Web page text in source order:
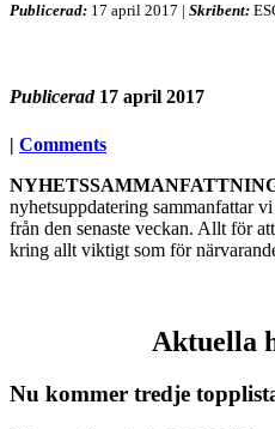
Publicerad: 17 april 2017 | Skribent:
Publicerad 17 april 2017
| Comments
nyhetsuppdatering sammanfattar
från den senaste veckan. Allt för
kring allt viktigt som för
Aktuella
Nu kommer tredje